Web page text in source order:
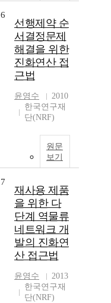
6
선행제약 순
서결정문제
해결을 위한
진화연산 접
근법
윤영수
2010
한국연구재
단(NRF)
원문
보기
7
재사용 제품
을 위한 다
단계 역물류
네트워크 개
발의 진화연
산 접근법
윤영수
2013
한국연구재
단(NRF)